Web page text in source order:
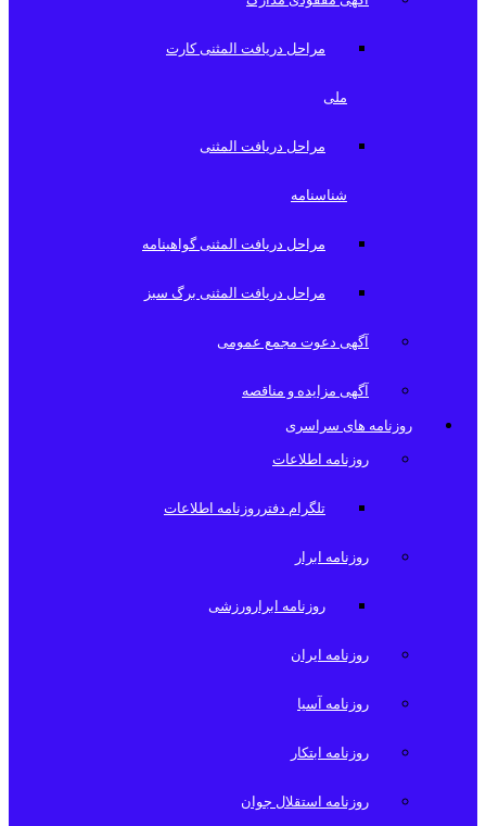
مراحل دریافت المثنی کارت
ملی
مراحل دریافت المثنی
شناسنامه
مراحل دریافت المثنی گواهینامه
مراحل دریافت المثنی برگ سبز
آگهی دعوت مجمع عمومی
آگهی مزایده و مناقصه
روزنامه های سراسری
روزنامه اطلاعات
تلگرام دفترروزنامه اطلاعات
روزنامه ابرار
روزنامه ابرارورزشی
روزنامه ایران
روزنامه آسیا
روزنامه ابتکار
روزنامه استقلال جوان